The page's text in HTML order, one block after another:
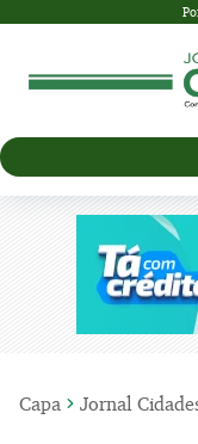
Capa Jornal